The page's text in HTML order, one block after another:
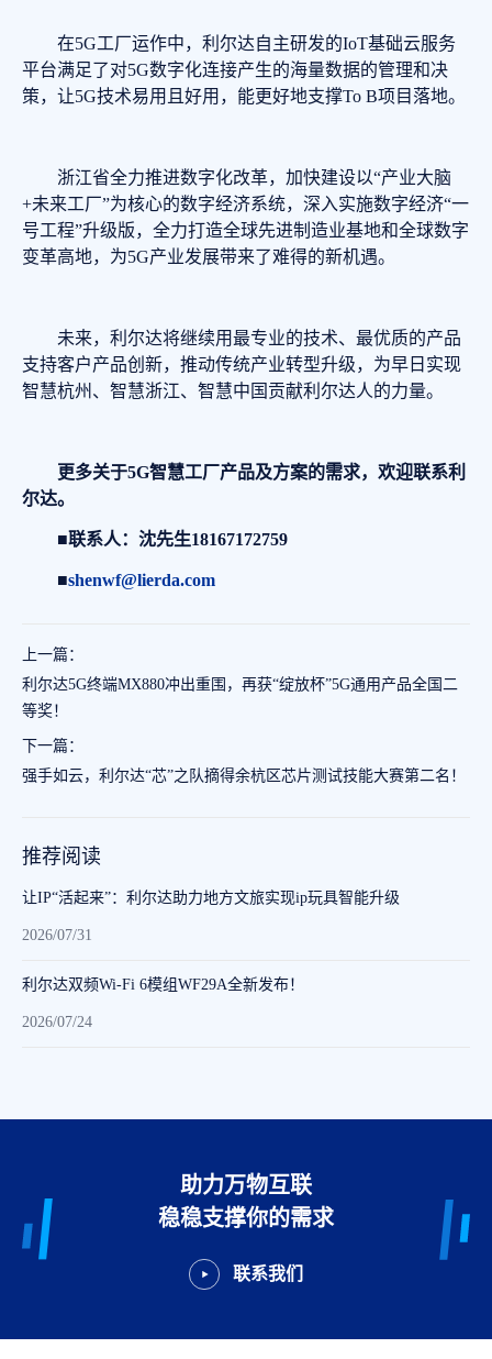
在5G工厂运作中，利尔达自主研发的IoT基础云服务
平台满足了对5G数字化连接产生的海量数据的管理和决
策，让5G技术易用且好用，能更好地支撑To B项目落地。
浙江省全力推进数字化改革，加快建设以“产业大脑
+未来工厂”为核心的数字经济系统，深入实施数字经济“一
号工程”升级版，全力打造全球先进制造业基地和全球数字
变革高地，为5G产业发展带来了难得的新机遇。
未来，利尔达将继续用最专业的技术、最优质的产品
支持客户产品创新，推动传统产业转型升级，为早日实现
智慧杭州、智慧浙江、智慧中国贡献利尔达人的力量。
更多关于5G智慧工厂产品及方案的需求，欢迎联系利
尔达。
■联系人：沈先生18167172759
■shenwf@lierda.com
上一篇：
利尔达5G终端MX880冲出重围，再获“绽放杯”5G通用产品全国二
等奖！
下一篇：
强手如云，利尔达“芯”之队摘得余杭区芯片测试技能大赛第二名！
推荐阅读
让IP“活起来”：利尔达助力地方文旅实现ip玩具智能升级
2026/07/31
利尔达双频Wi-Fi 6模组WF29A全新发布！
2026/07/24
助力万物互联
稳稳支撑你的需求
联系我们